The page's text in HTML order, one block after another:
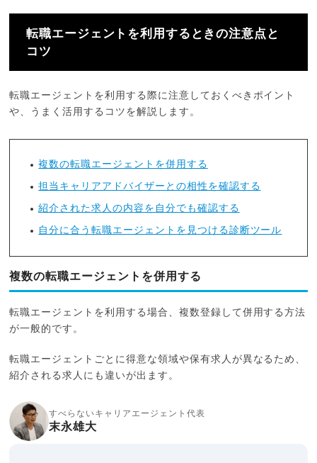
転職エージェントを利用するときの注意点と
コツ
転職エージェントを利用する際に注意しておくべきポイント
や、うまく活用するコツを解説します。
複数の転職エージェントを併用する
担当キャリアアドバイザーとの相性を確認する
紹介された求人の内容を自分でも確認する
自分に合う転職エージェントを見つける診断ツール
複数の転職エージェントを併用する
転職エージェントを利用する場合、複数登録して併用する方法
が一般的です。
転職エージェントごとに得意な領域や保有求人が異なるため、
紹介される求人にも違いが出ます。
すべらないキャリアエージェント代表
末永雄大